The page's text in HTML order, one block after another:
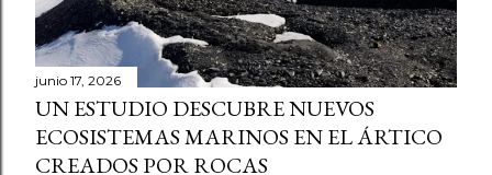
junio 17, 2026
UN ESTUDIO DESCUBRE NUEVOS
ECOSISTEMAS MARINOS EN EL ÁRTICO
CREADOS POR ROCAS